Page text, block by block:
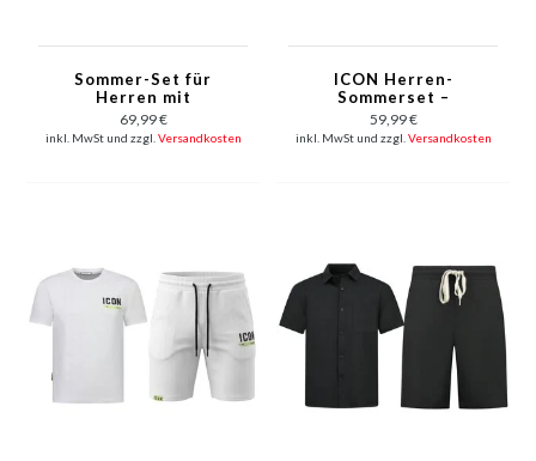
Sommer-Set für
Herren mit
Blumenmuster –
Blumenanzug mit
Shorts, Herren-
69,99 €
inkl. MwSt und zzgl. Versandkosten
ICON Herren-
Sommerset –
Oversize-T-Shirt und
Shorts – Twinset –
2096 – Schwarz
59,99 €
inkl. MwSt und zzgl. Versandkosten